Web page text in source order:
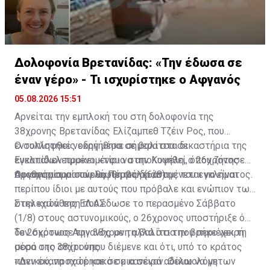
Δολοφονία Βρετανίδας: «Την έδωσα σε
έναν γέρο» - Τι ισχυρίστηκε ο Αφγανός
05.08.2026 15:51
Αρνείται την εμπλοκή του στη δολοφονία της
38χρονης Βρετανίδας Ελίζαμπεθ Τζέιν Ρος, που
εντοπίστηκε νεκρή μέσα σε βαλίτσα σε
εγκαταλελειμμένο κτίριο στην Κυψέλη, ο 26χρονος
Αφγανός που συνελήφθη ως δράστης του εγκλήματος.
Ο συλληφθείς οδηγήθηκε σήμερα στα δικαστήρια της
Ευελπίδων προκειμένου να απολογηθεί, όπου ζήτησε
προθεσμία για αύριο, Πέμπτη (6/8).
Οι ισχυρισμοί που θα προβάλει αναμένεται να είναι
περίπου ίδιοι με αυτούς που πρόβαλε και ενώπιον των
στελεχών της ΕΛ.ΑΣ.
Στην κατάθεση που έδωσε το περασμένο Σάββατο
(1/8) στους αστυνομικούς, ο 26χρονος υποστήριξε ότι
δεν σκότωσε την 38χρονη αλλά ότι την βρήκε νεκρή
μέσα στο σπίτι όπου διέμενε και ότι, υπό το κράτος
πανικού, προχώρησε σε μια σειρά αδικαιολόγητων
Το 26χρονος Αφγανός με τη βαλίτσα που περιέχει τη
σορό της 38χρονης:
«Δεν έκανα ποτέ κακό σε κανέναν. Θέλω να με